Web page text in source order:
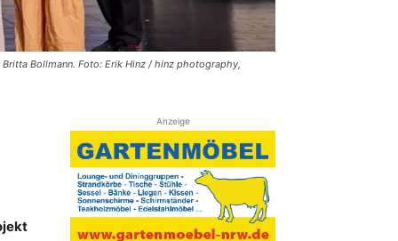
Bollmann. Foto: Erik Hinz / hinz photography,
Anzeige